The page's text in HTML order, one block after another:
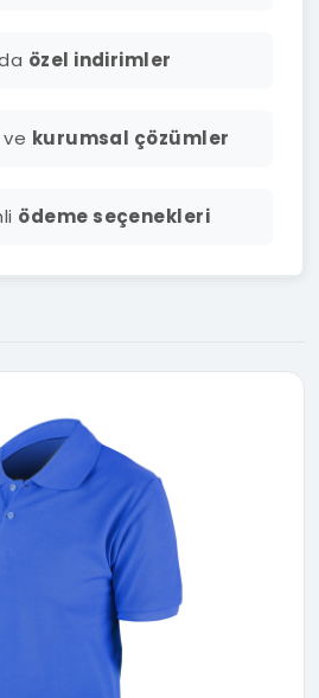
özel indirimler
ve kurumsal çözümler
ödeme seçenekleri